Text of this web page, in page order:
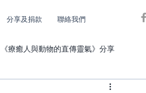
分享及捐款 聯絡我們
《療癒人與動物的直傳靈氣》分享